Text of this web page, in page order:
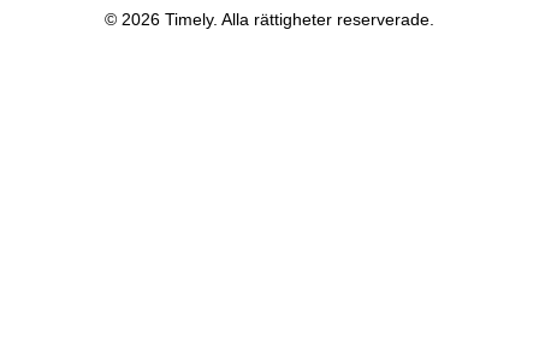
© 2026 Timely. Alla rättigheter reserverade.